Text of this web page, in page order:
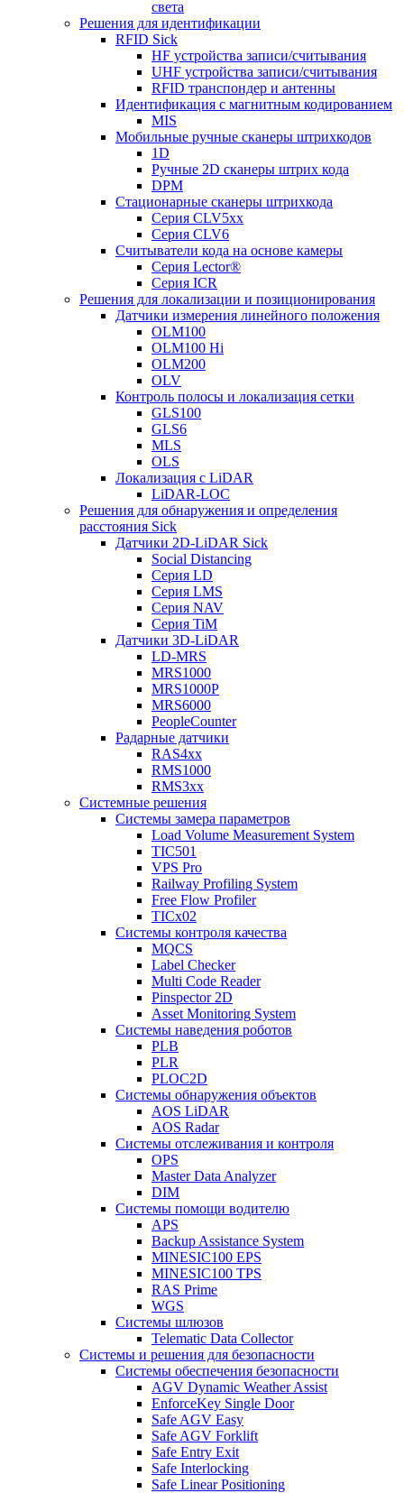
света
Решения для идентификации
RFID Sick
HF устройства записи/считывания
UHF устройства записи/считывания
RFID транспондер и антенны
Идентификация с магнитным кодированием
MIS
Мобильные ручные сканеры штрихкодов
1D
Ручные 2D сканеры штрих кода
DPM
Стационарные сканеры штрихкода
Серия CLV5xx
Серия CLV6
Считыватели кода на основе камеры
Серия Lector®
Серия ICR
Решения для локализации и позиционирования
Датчики измерения линейного положения
OLM100
OLM100 Hi
OLM200
OLV
Контроль полосы и локализация сетки
GLS100
GLS6
MLS
OLS
Локализация с LiDAR
LiDAR-LOC
Решения для обнаружения и определения
расстояния Sick
Датчики 2D-LiDAR Sick
Social Distancing
Серия LD
Серия LMS
Серия NAV
Серия TiM
Датчики 3D-LiDAR
LD-MRS
MRS1000
MRS1000P
MRS6000
PeopleCounter
Радарные датчики
RAS4xx
RMS1000
RMS3xx
Системные решения
Системы замера параметров
Load Volume Measurement System
TIC501
VPS Pro
Railway Profiling System
Free Flow Profiler
TICx02
Системы контроля качества
MQCS
Label Checker
Multi Code Reader
Pinspector 2D
Asset Monitoring System
Системы наведения роботов
PLB
PLR
PLOC2D
Системы обнаружения объектов
AOS LiDAR
AOS Radar
Системы отслеживания и контроля
OPS
Master Data Analyzer
DIM
Системы помощи водителю
APS
Backup Assistance System
MINESIC100 EPS
MINESIC100 TPS
RAS Prime
WGS
Системы шлюзов
Telematic Data Collector
Системы и решения для безопасности
Системы обеспечения безопасности
AGV Dynamic Weather Assist
EnforceKey Single Door
Safe AGV Easy
Safe AGV Forklift
Safe Entry Exit
Safe Interlocking
Safe Linear Positioning